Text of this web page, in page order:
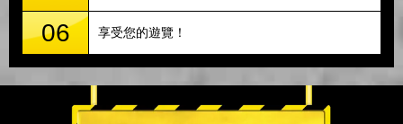
06 享受您的遊覽！